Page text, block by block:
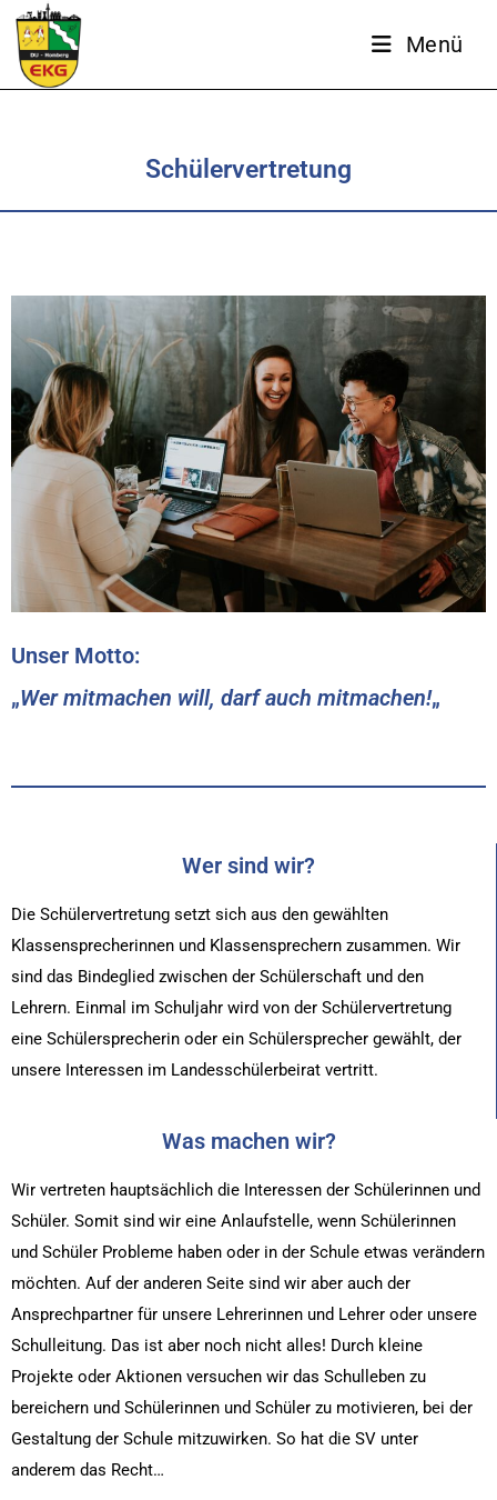
Menü
Schülervertretung
Unser Motto:
„Wer mitmachen will, darf auch mitmachen!„
Wer sind wir?
Die Schülervertretung setzt sich aus den gewählten
Klassensprecherinnen und Klassensprechern zusammen. Wir
sind das Bindeglied zwischen der Schülerschaft und den
Lehrern. Einmal im Schuljahr wird von der Schülervertretung
eine Schülersprecherin oder ein Schülersprecher gewählt, der
unsere Interessen im Landesschülerbeirat vertritt.
Was machen wir?
Wir vertreten hauptsächlich die Interessen der Schülerinnen und
Schüler. Somit sind wir eine Anlaufstelle, wenn Schülerinnen
und Schüler Probleme haben oder in der Schule etwas verändern
möchten. Auf der anderen Seite sind wir aber auch der
Ansprechpartner für unsere Lehrerinnen und Lehrer oder unsere
Schulleitung. Das ist aber noch nicht alles! Durch kleine
Projekte oder Aktionen versuchen wir das Schulleben zu
bereichern und Schülerinnen und Schüler zu motivieren, bei der
Gestaltung der Schule mitzuwirken. So hat die SV unter
anderem das Recht…